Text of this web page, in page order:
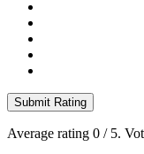
Submit Rating
Average rating 0 / 5.